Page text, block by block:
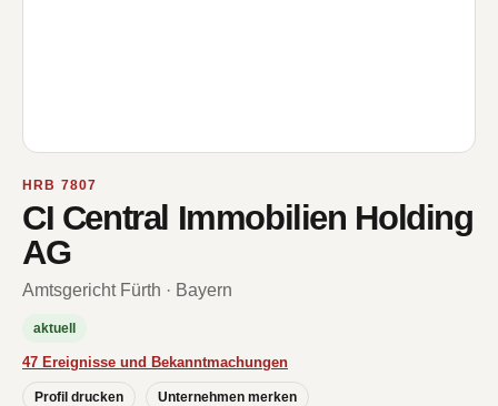
HRB 7807
CI Central Immobilien Holding
AG
Amtsgericht Fürth · Bayern
aktuell
47 Ereignisse und Bekanntmachungen
Profil drucken Unternehmen merken